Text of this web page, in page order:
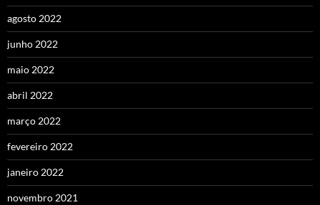
agosto 2022
junho 2022
maio 2022
abril 2022
março 2022
fevereiro 2022
janeiro 2022
novembro 2021